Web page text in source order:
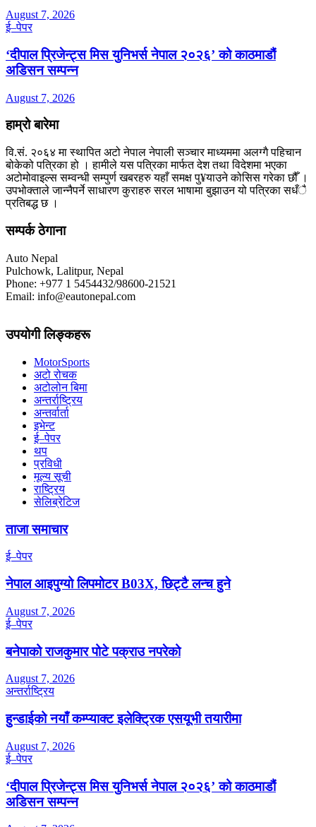
August 7, 2026
ई–पेपर
‘दीपाल प्रिजेन्ट्स मिस युनिभर्स नेपाल २०२६’ को काठमाडौं
अडिसन सम्पन्न
August 7, 2026
हाम्रो बारेमा
वि.सं. २०६४ मा स्थापित अटो नेपाल नेपाली सञ्चार माध्यममा अलग्गै पहिचान
बोकेको पत्रिका हो । हामीले यस पत्रिका मार्फत देश तथा विदेशमा भएका
अटोमोवाइल्स सम्वन्धी सम्पुर्ण खबरहरु यहाँ समक्ष पु¥याउने कोसिस गरेका छौँ ।
उपभोक्ताले जान्नैपर्ने साधारण कुराहरु सरल भाषामा बुझाउन यो पत्रिका सधँै
प्रतिबद्ध छ ।
सम्पर्क ठेगाना
Auto Nepal
Pulchowk, Lalitpur, Nepal
Phone: +977 1 5454432/98600-21521
Email: info@eautonepal.com
उपयोगी लिङ्कहरू
MotorSports
अटो रोचक
अटोलोन बिमा
अन्तर्राष्ट्रिय
अन्तर्वार्ता
इभेन्ट
ई–पेपर
थप
प्रविधी
मूल्य सूची
राष्ट्रिय
सेलिब्रेटिज
ताजा समाचार
ई–पेपर
नेपाल आइपुग्यो लिपमोटर B03X, छिट्टै लन्च हुने
August 7, 2026
ई–पेपर
बनेपाको राजकुमार पोटे पक्राउ नपरेको
August 7, 2026
अन्तर्राष्ट्रिय
हुन्डाईको नयाँ कम्प्याक्ट इलेक्ट्रिक एसयूभी तयारीमा
August 7, 2026
ई–पेपर
‘दीपाल प्रिजेन्ट्स मिस युनिभर्स नेपाल २०२६’ को काठमाडौं
अडिसन सम्पन्न